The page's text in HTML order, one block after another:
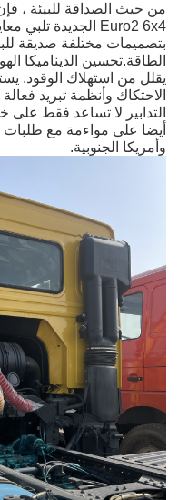
بتصميمات مختلفة صديقة
الطاقة.تحسين الديناميكا
يقلل من استهلاك الوقود.
الاحتكاك وأنظمة تبريد
التدابير لا تساعد فقط
أيضا على مواءمة مع
وأمريكا الجنوبية.